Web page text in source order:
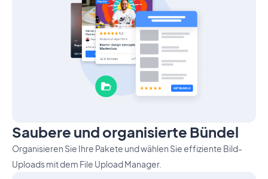
Saubere und organisierte Bündel
Organisieren Sie Ihre Pakete und wählen Sie effiziente Bild-
Uploads mit dem File Upload Manager.